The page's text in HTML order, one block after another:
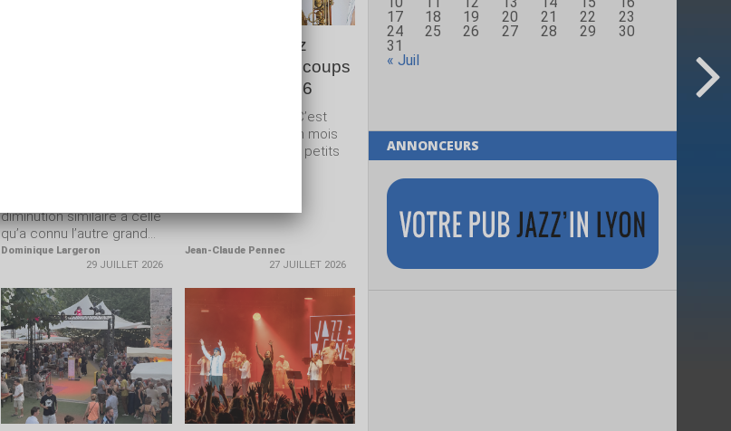
diminution similaire à celle
qu’a connu l’autre grand...
Dominique Largeron
29 JUILLET 2026
Parfum de Jazz
sonne les trois coups
de l’édition 2026
Parfum de Jazz ? C’est
parti pour près d’un mois
de musiques et de petits
Jean-Claude Pennec
27 JUILLET 2026
LIRE LA
SUITE
LIRE LA
SUITE
17
18 19 20 21 22
23
24
25 26 27 28 29
30
31
« Juil
ANNONCEURS